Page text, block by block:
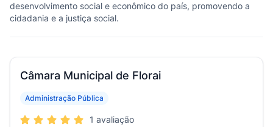
desenvolvimento social e econômico do país, promovendo a
cidadania e a justiça social.
Câmara Municipal de Florai
Administração Pública
1 avaliação